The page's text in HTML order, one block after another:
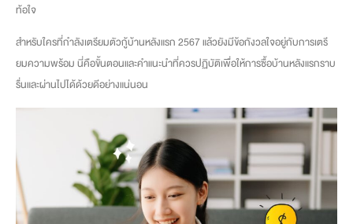
ท้อใจ
สำหรับใครที่กำลังเตรียมตัวกู้บ้านหลังแรก 2567 แล้วยังมีข้อกังวลใจอยู่กับการเตรี
ยมความพร้อม นี่คือขั้นตอนและคำแนะนำที่ควรปฏิบัติเพื่อให้การซื้อบ้านหลังแรกราบ
รื่นและผ่านไปได้ด้วยดีอย่างแน่นอน